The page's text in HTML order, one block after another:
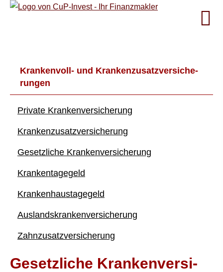
Krankenvoll- und Kranken­zusatz­ver­si­che­
rungen
Private Kranken­ver­si­che­rung
Kranken­zusatz­ver­si­che­rung
Gesetzliche Kranken­ver­si­che­rung
Krankentagegeld
Krankenhaustagegeld
Auslandskrankenversicherung
Zahn­zu­satz­ver­si­che­rung
Gesetzliche Kranken­ver­si­